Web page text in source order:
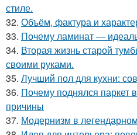
стиле.
32. Объём, фактура и
33. Почему ламинат —
34. Вторая жизнь старой
своими руками.
35. Лучший пол для кухни:
36. Почему поднялся паркет
причины
37. Модернизм в